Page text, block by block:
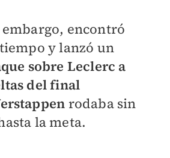
encontró
y lanzó un
sobre Leclerc a
del final
rodaba sin
la meta.